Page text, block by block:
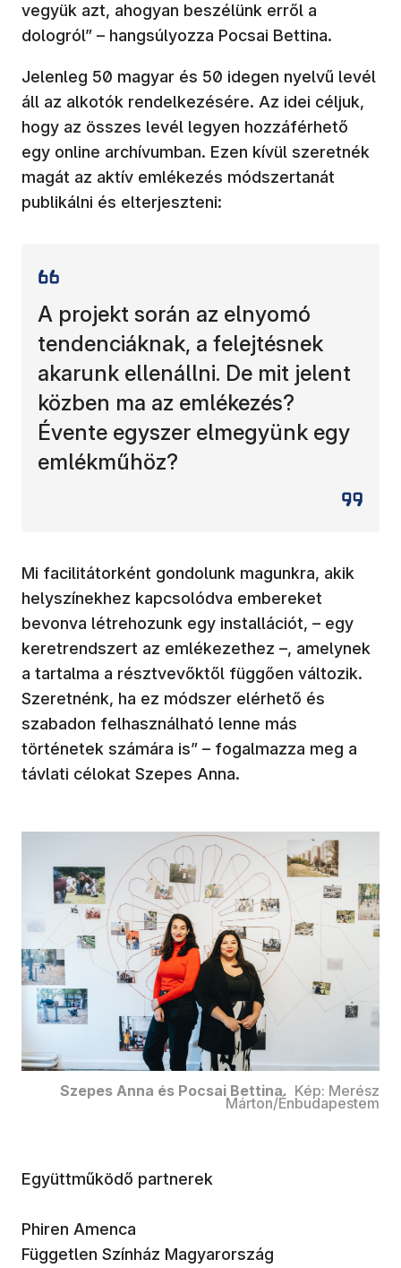
vegyük azt, ahogyan beszélünk erről a
dologról” – hangsúlyozza Pocsai Bettina.
Jelenleg 50 magyar és 50 idegen nyelvű levél
áll az alkotók rendelkezésére. Az idei céljuk,
hogy az összes levél legyen hozzáférhető
egy online archívumban. Ezen kívül szeretnék
magát az aktív emlékezés módszertanát
publikálni és elterjeszteni:
A projekt során az elnyomó
tendenciáknak, a felejtésnek
akarunk ellenállni. De mit jelent
közben ma az emlékezés?
Évente egyszer elmegyünk egy
emlékműhöz?
Mi facilitátorként gondolunk magunkra, akik
helyszínekhez kapcsolódva embereket
bevonva létrehozunk egy installációt, – egy
keretrendszert az emlékezethez –, amelynek
a tartalma a résztvevőktől függően változik.
Szeretnénk, ha ez módszer elérhető és
szabadon felhasználható lenne más
történetek számára is” – fogalmazza meg a
távlati célokat Szepes Anna.
Szepes Anna és Pocsai Bettina. Kép: Merész
Márton/Énbudapestem
Együttműködő partnerek
Phiren Amenca
Független Színház Magyarország